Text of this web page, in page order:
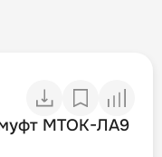
муфт МТОК-ЛА9